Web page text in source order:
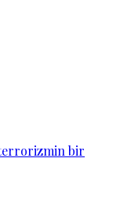
terrorizmin bir